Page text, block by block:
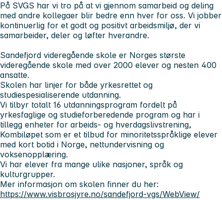
På SVGS har vi tro på at vi gjennom samarbeid og deling
med andre kollegaer blir bedre enn hver for oss. Vi jobber
kontinuerlig for et godt og positivt arbeidsmiljø, der vi
samarbeider, deler og løfter hverandre.
Sandefjord videregående skole er Norges største
videregående skole med over 2000 elever og nesten 400
ansatte.
Skolen har linjer for både yrkesrettet og
studiespesialiserende utdanning.
Vi tilbyr totalt 16 utdanningsprogram fordelt på
yrkesfaglige og studieforberedende program og har i
tillegg enheter for arbeids- og hverdagslivstrening,
Kombiløpet som er et tilbud for minoritetsspråklige elever
med kort botid i Norge, nettundervisning og
voksenopplæring.
Vi har elever fra mange ulike nasjoner, språk og
kulturgrupper.
Mer informasjon om skolen finner du her:
https://www.visbrosjyre.no/sandefjord-vgs/WebView/